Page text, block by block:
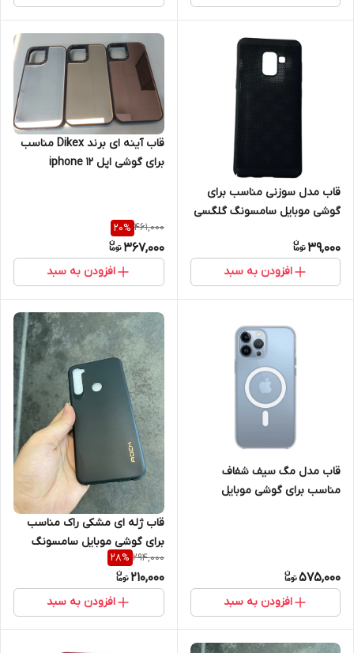
قاب مدل سوزنی مناسب برای
گوشی موبایل سامسونگ گلگسی
39,000
افزودن به سبد
قاب آینه ای برند Dikex مناسب
برای گوشی اپل iphone 12
461,000
20%
367,000
افزودن به سبد
قاب مدل مگ سیف شفاف
مناسب برای گوشی موبایل
575,000
افزودن به سبد
قاب ژله ای مشکی راک مناسب
برای گوشی موبایل سامسونگ
Note 10 plus
294,000
28%
210,000
افزودن به سبد